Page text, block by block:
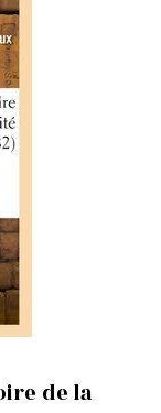
de la